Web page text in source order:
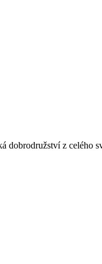
dobrodružství z celého